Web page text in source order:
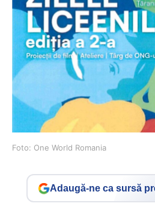
Foto: One World Romania
Adaugă-ne ca sursă